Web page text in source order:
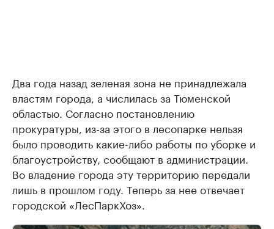
Два года назад зеленая зона не принадлежала
властям города, а числилась за Тюменской
областью. Согласно постановлению
прокуратуры, из-за этого в лесопарке нельзя
было проводить какие-либо работы по уборке и
благоустройству, сообщают в администрации.
Во владение города эту территорию передали
лишь в прошлом году. Теперь за нее отвечает
городской «ЛесПаркХоз».